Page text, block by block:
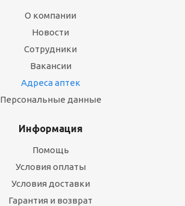
О компании
Новости
Сотрудники
Вакансии
Адреса аптек
Персональные данные
Информация
Помощь
Условия оплаты
Условия доставки
Гарантия и возврат